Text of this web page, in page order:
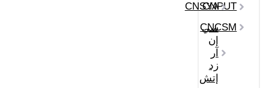
CNPUT
CNSYA
CNCSM
سي
إن
آر
زد
إتش